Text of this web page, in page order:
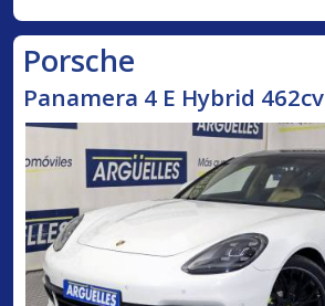
Porsche
Panamera 4 E Hybrid 462cv